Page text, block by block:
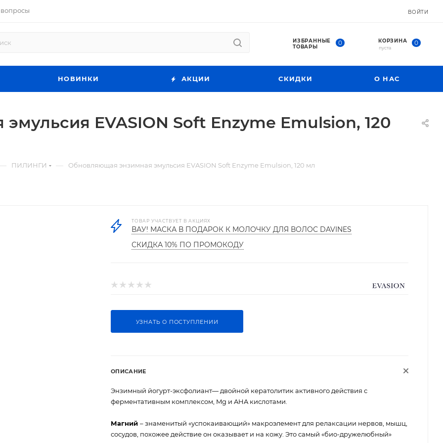
ВОЙТИ
ИЗБРАННЫЕ
ТОВАРЫ
0 КОРЗИНА 0
пуста
НОВИНКИ АКЦИИ СКИДКИ О НАС
EVASION Soft Enzyme Emulsion, 120
ПИЛИНГИ — Обновляющая энзимная эмульсия EVASION Soft Enzyme Emulsion, 120 мл
ТОВАР УЧАСТВУЕТ В АКЦИЯХ
ВАУ! МАСКА В ПОДАРОК К МОЛОЧКУ ДЛЯ ВОЛОС DAVINES
СКИДКА 10% ПО ПРОМОКОДУ
УЗНАТЬ О ПОСТУПЛЕНИИ
ОПИСАНИЕ
Энзимный йогурт-эксфолиант— двойной кератолитик активного действия с
ферментативным комплексом, Mg и AHA кислотами.
Магний – знаменитый «успокаивающий» макроэлемент для релаксации нервов, мышц,
сосудов, похожее действие он оказывает и на кожу. Это самый «био-дружелюбный»